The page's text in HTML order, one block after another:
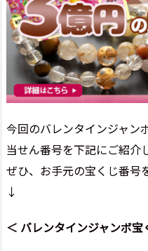
今回のバレンタインジャン
当せん番号を下記にご紹介
ぜひ、お手元の宝くじ番号
↓
＜ バレンタインジャンボ